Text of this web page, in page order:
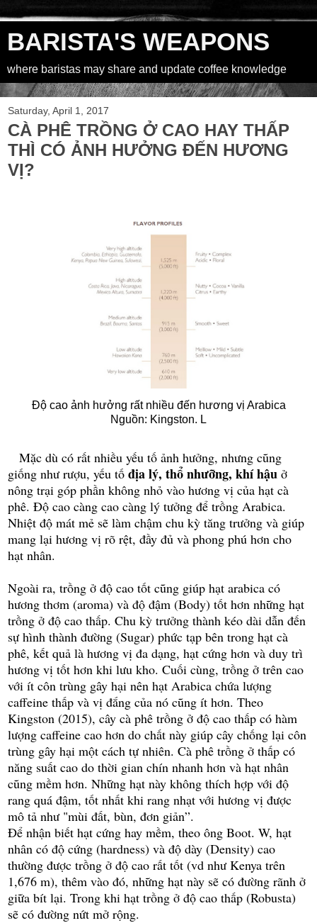
BARISTA'S WEAPONS
where baristas may share and update coffee knowledge
Saturday, April 1, 2017
CÀ PHÊ TRỒNG Ở CAO HAY THẤP
THÌ CÓ ẢNH HƯỞNG ĐẾN HƯƠNG
VỊ?
Độ cao ảnh hưởng rất nhiều đến hương vị Arabica
Nguồn: Kingston. L
Mặc dù córất nhiều yếu tố ảnh hưởng, nhưng cũng
giống như rượu, yếu tố địa lý, thổ nhưỡng, khí hậu ở
nông trại góp phần không nhỏ vào hương vị của hạt cà
phê. Độ cao càng cao càng lý tưởng để trồng Arabica.
Nhiệt độ mát mẻ sẽ làm chậm chu kỳ tăng trưởng và giúp
mang lại hương vị rõ rệt, đầy đủ và phong phú hơn cho
hạt nhân.
Ngoài ra, trồng ở độ cao tốt cũng giúp hạt arabica có
hương thơm (aroma) và độ đậm (Body) tốt hơn những hạt
trồng ở độ cao thấp. Chu kỳ trưởng thành kéo dài dẫn đến
sự hình thành đường (Sugar) phức tạp bên trong hạt cà
phê, kết quả là hương vị đa dạng, hạt cứng hơn và duy trì
hương vị tốt hơn khi lưu kho. Cuối cùng, trồng ở trên cao
với ít côn trùng gây hại nên hạt Arabica chứa lượng
caffeine thấp và vị đắng của nó cũng ít hơn. Theo
Kingston (2015), cây cà phê trồng ở độ cao thấp có hàm
lượng caffeine cao hơn do chất này giúp cây chống lại côn
trùng gây hại một cách tựnhiên. Cà phê trồng ở thấp có
năng suất cao do thời gian chín nhanh hơn và hạt nhân
cũng mềm hơn. Những hạt này không thích hợp với độ
rang quá đậm, tốt nhất khi rang nhạt với hương vị được
mô tả như "mùi đất, bùn, đơn giản”.
Để nhận biết hạt cứng hay mềm, theo ông Boot. W, hạt
nhân có độ cứng (hardness) và độ dày (Density) cao
thường được trồng ở độ cao rất tốt (vd như Kenya trên
1,676 m), thêm vào đó, những hạt này sẽ có đường rãnh ở
giữa bít lại. Trong khi hạt trồng ở độ cao thấp (Robusta)
sẽ có đường nứt mở rộng.